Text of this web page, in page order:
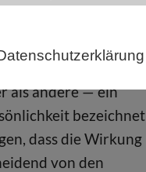
als andere — ein
bezeichnet
dass die Wirkung
von den